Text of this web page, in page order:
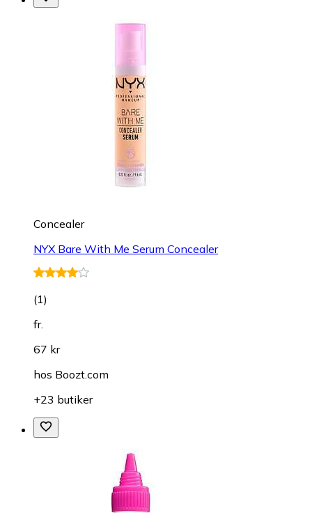
Concealer
NYX Bare With Me Serum Concealer
(1)
fr.
67 kr
hos Boozt.com
+23 butiker